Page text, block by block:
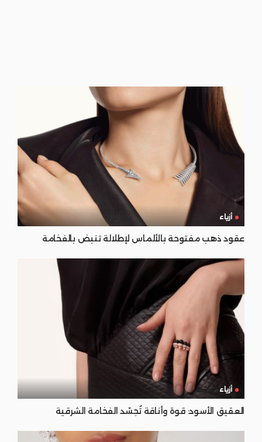
أزياء
عقود ذهب مفتوحة بالألماس لإطلالة تنبض بالفخامة
أزياء
العقيق الأسود: قوة وأناقة تُجسّد الفخامة الشرقية